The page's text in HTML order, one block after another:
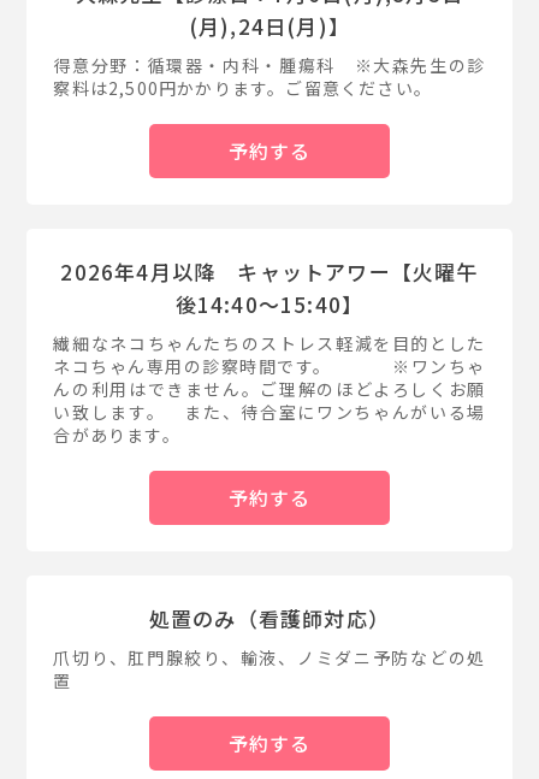
(月),24日(月)】
得意分野：循環器・内科・腫瘍科 ※大森先生の診
察料は2,500円かかります。ご留意ください。
予約する
2026年4月以降 キャットアワー【火曜午
後14:40〜15:40】
繊細なネコちゃんたちのストレス軽減を目的とした
ネコちゃん専用の診察時間です。 ※ワンちゃ
んの利用はできません。ご理解のほどよろしくお願
い致します。 また、待合室にワンちゃんがいる場
合があります。
予約する
処置のみ（看護師対応）
爪切り、肛門腺絞り、輸液、ノミダニ予防などの処
置
予約する